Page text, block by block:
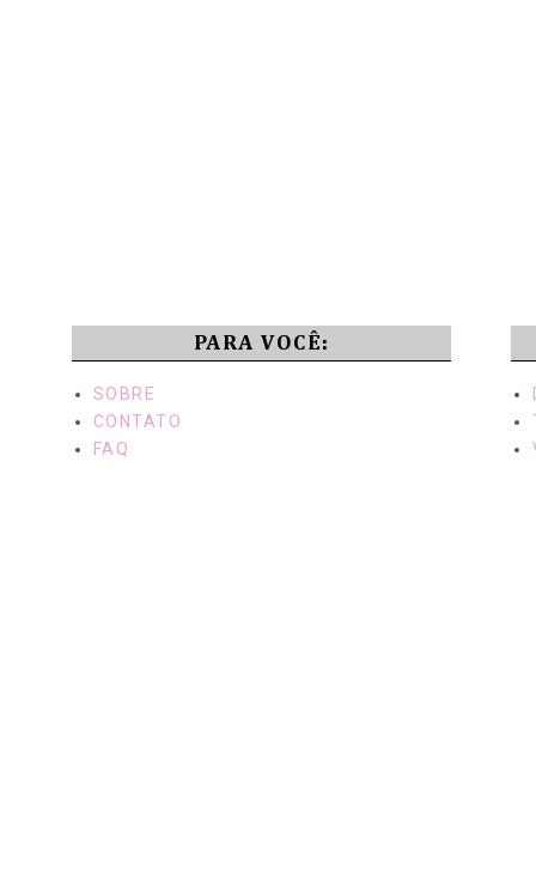
PARA VOCÊ:
SOBRE
CONTATO
FAQ